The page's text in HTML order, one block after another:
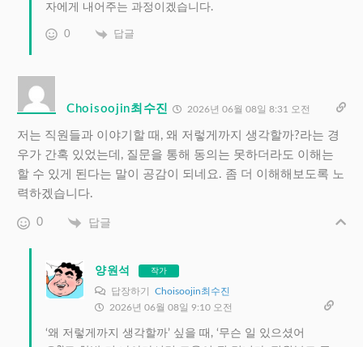
자에게 내어주는 과정이겠습니다.
0 답글
Choisoojin최수진 2026년 06월 08일 8:31 오전
저는 직원들과 이야기할 때, 왜 저렇게까지 생각할까?라는 경
우가 간혹 있었는데, 질문을 통해 동의는 못하더라도 이해는
할 수 있게 된다는 말이 공감이 되네요. 좀 더 이해해보도록 노
력하겠습니다.
0 답글
양원석 작가
답장하기 Choisoojin최수진
2026년 06월 08일 9:10 오전
‘왜 저렇게까지 생각할까’ 싶을 때, ‘무슨 일 있으셨어